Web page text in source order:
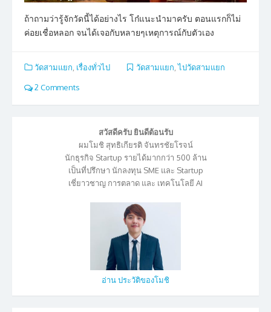
ถ้าถามว่ารู้จักวัดนี้ได้อย่างไร โก๋แนะนำมาครับ ตอนแรกก็ไม่
ค่อยเชื่อหลอก จนได้เจอกับหลายๆเหตุการณ์กับตัวเอง
วัดสามแยก เรื่องทั่วไป วัดสามแยก ,ไปวัดสามแยก
2 Comments
สวัสดีครับ ยินดีต้อนรับ
ผมโมชิ สุทธิเกียรติ จันทรชัยโรจน์
นักธุรกิจ Startup รายได้มากกว่า 500 ล้าน
เป็นที่ปรึกษา นักลงทุน SME และ Startup
เชี่ยาวชาญ การตลาด และ เทคโนโลยี AI
อ่าน ประวัติของโมชิ